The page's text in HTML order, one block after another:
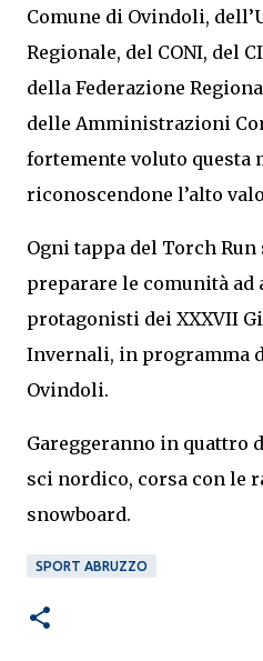
Comune di Ovindoli,
Regionale, del CONI, del
della Federazione
delle Amministrazioni
fortemente voluto questa
riconoscendone l’alto
Ogni tappa del Torch Run
preparare le comunità
protagonisti dei XXXVII
Invernali, in programma
Ovindoli.
Gareggeranno in quattro
sci nordico, corsa con le
snowboard.
SPORT ABRUZZO